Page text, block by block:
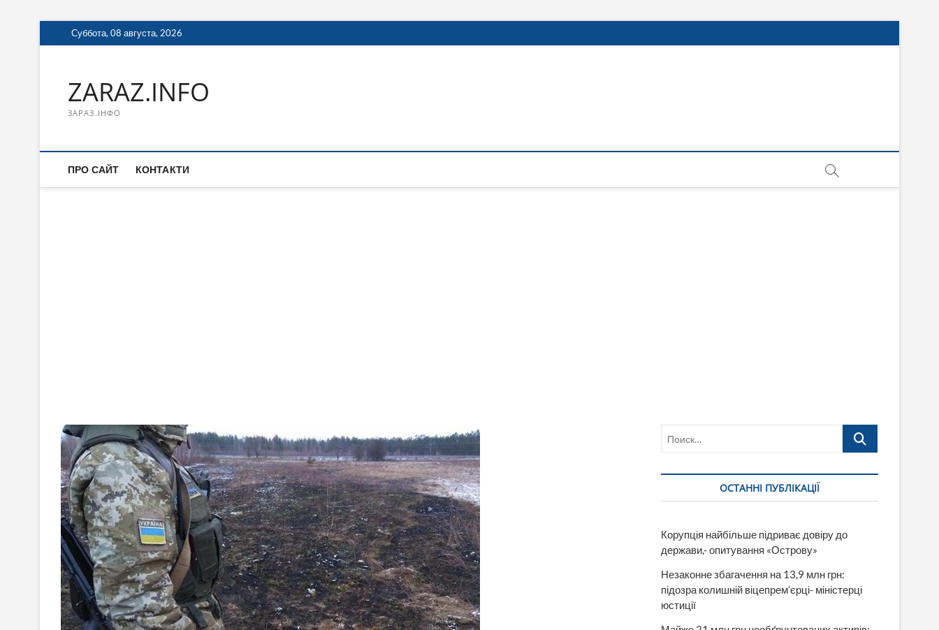
Перейти
к
Суббота, 08 августа, 2026
ZARAZ.INFO
ЗАРАЗ.ІНФО
ПРО САЙТ КОНТАКТИ
Поиск…
ОСТАННІ ПУБЛІКАЦІЇ
Корупція найбільше підриває довіру до
держави,- опитування «Острову»
Незаконне збагачення на 13,9 млн грн:
підозра колишній віцепрем’єрці- міністерці
юстиції